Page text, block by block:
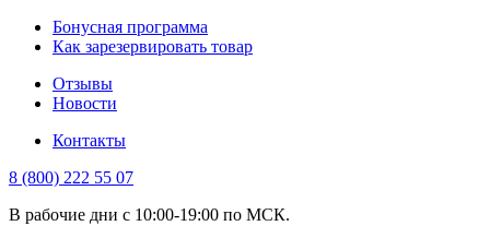
Бонусная программа
Как зарезервировать товар
Отзывы
Новости
Контакты
8 (800) 222 55 07
В рабочие дни с 10:00-19:00 по МСК.